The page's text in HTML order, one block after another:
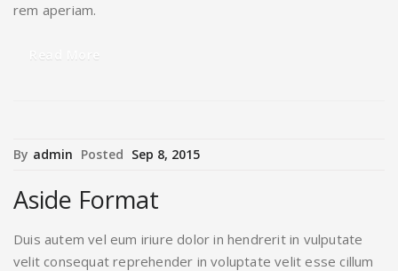
rem aperiam.
Read More
By admin Posted Sep 8, 2015
Aside Format
Duis autem vel eum iriure dolor in hendrerit in vulputate
velit consequat reprehender in voluptate velit esse cillum